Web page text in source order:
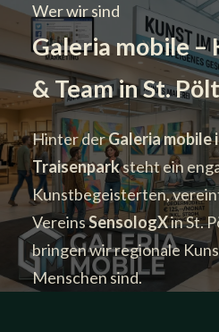
Wer wir sind
Galeria mobile
& Team in St.
Hinter derGaleria mobile
Traisenparksteht ein
Kunstbegeisterten,
VereinsSensologXin St.
bringen wir regionale
Menschen sind.